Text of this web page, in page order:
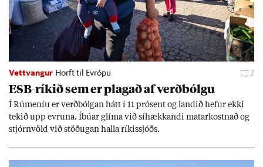
Vettvangur Horft til Evrópu 2
ESB-rík­ið sem er plag­að af verð­bólgu
Í Rúm­en­íu er verð­bólg­an hátt í 11 pró­sent og land­ið hef­ur ekki
tek­ið upp evr­una. Íbú­ar glíma við sí­hækk­andi mat­ar­kostn­að og
stjórn­völd við stöð­ug­an halla rík­is­sjóðs.